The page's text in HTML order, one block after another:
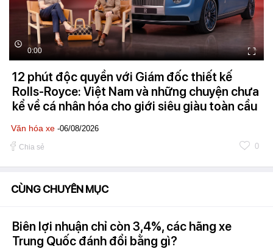
0:00
12 phút độc quyền với Giám đốc thiết kế
Rolls-Royce: Việt Nam và những chuyện chưa
kể về cá nhân hóa cho giới siêu giàu toàn cầu
Văn hóa xe -06/08/2026
Chia sẻ 0
CÙNG CHUYÊN MỤC
Biên lợi nhuận chỉ còn 3,4%, các hãng xe
Trung Quốc đánh đổi bằng gì?